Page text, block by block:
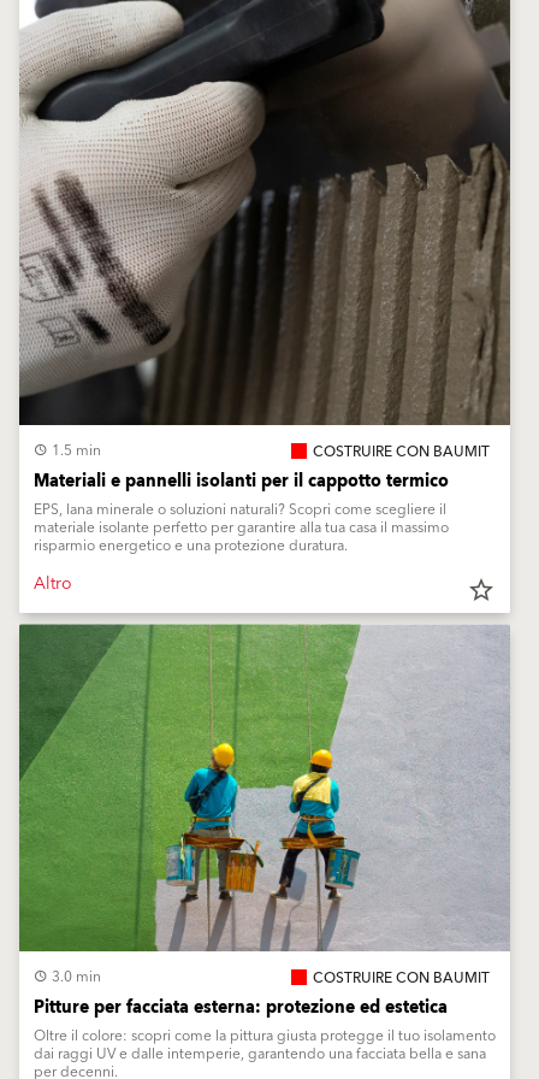
1.5 min COSTRUIRE CON BAUMIT
Materiali e pannelli isolanti per il cappotto termico
EPS, lana minerale o soluzioni naturali? Scopri come scegliere il
materiale isolante perfetto per garantire alla tua casa il massimo
risparmio energetico e una protezione duratura.
Altro star_border
3.0 min COSTRUIRE CON BAUMIT
Pitture per facciata esterna: protezione ed estetica
Oltre il colore: scopri come la pittura giusta protegge il tuo isolamento
dai raggi UV e dalle intemperie, garantendo una facciata bella e sana
per decenni.